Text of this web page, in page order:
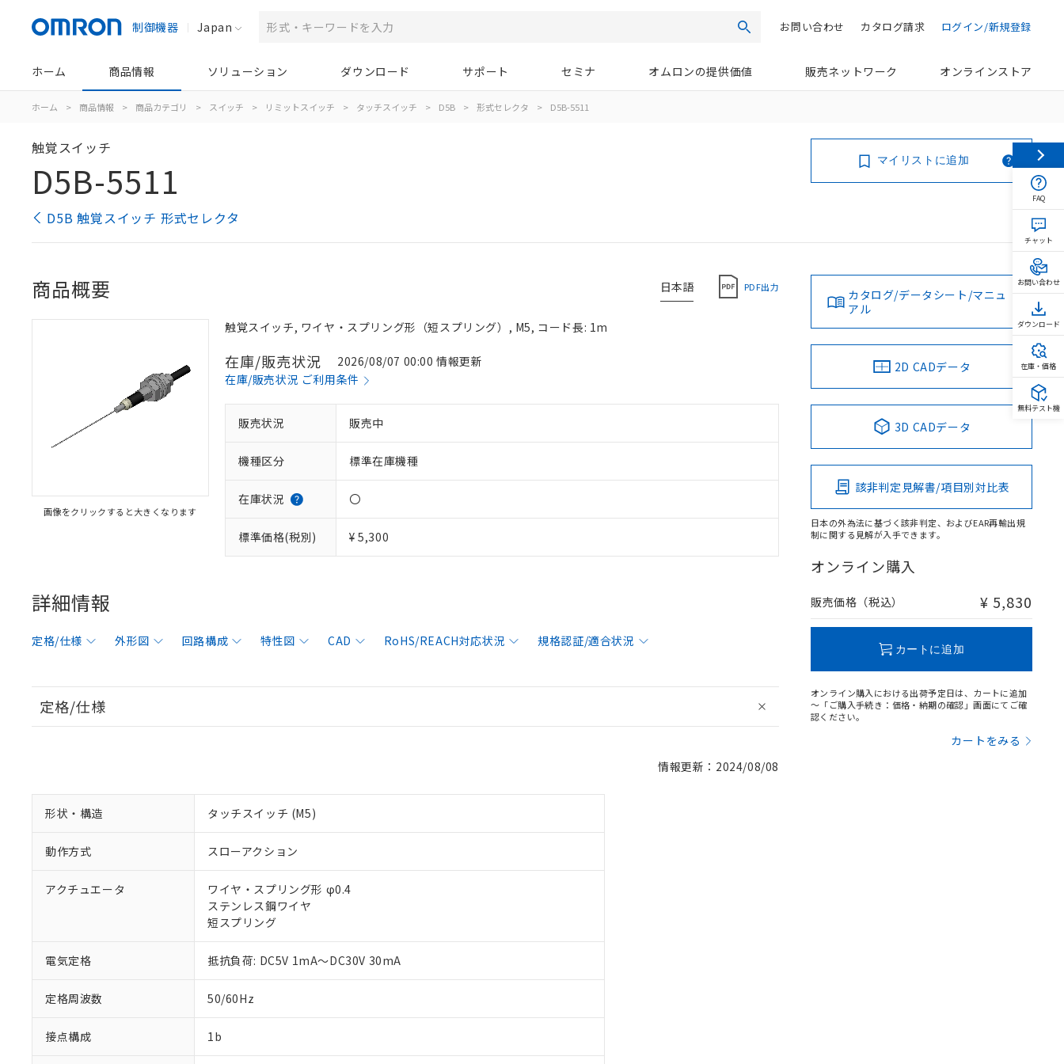
制御機器 Japan 検索 ログイン/新規登録
カタログ請求
お問い合わせ
ホーム 商品情報 ソリューション ダウンロード サポート セミナ オムロンの提供価値 販売ネットワーク オンラインストア
ホーム > 商品情報 > 商品カテゴリ > スイッチ > リミットスイッチ > タッチスイッチ > D5B > 形式セレクタ > D5B-5511
触覚スイッチ
D5B-5511
D5B 触覚スイッチ 形式セレクタ
マイリストに追加
日本語 PDF出力
商品概要
画像をクリックすると大きくなります
触覚スイッチ, ワイヤ・スプリング形（短スプリング）, M5, コード長: 1m
在庫/販売状況
2026/08/07 00:00 情報更新
在庫/販売状況 ご利用条件
販売状況 販売中
機種区分 標準在庫機種
在庫状況 〇
標準価格(税別) ¥ 5,300
詳細情報
定格/仕様 外形図 回路構成 特性図 CAD RoHS/REACH対応状況 規格認証/適合状況
定格/仕様
情報更新：2024/08/08
形状・構造 タッチスイッチ (M5)
動作方式 スローアクション
アクチュエータ
ワイヤ・スプリング形 φ0.4
ステンレス鋼ワイヤ
短スプリング
電気定格 抵抗負荷: DC5V 1mA～DC30V 30mA
定格周波数 50/60Hz
接点構成 1b
カタログ/データシート/マニュ
アル
2D CADデータ
3D CADデータ
該非判定見解書/項目別対比表
日本の外為法に基づく該非判定、およびEAR再輸出規
制に関する見解が入手できます。
オンライン購入
販売価格（税込） ¥ 5,830
カートに追加
オンライン購入における出荷予定日は、カートに追加
～「ご購入手続き：価格・納期の確認」画面にてご確
認ください。
カートをみる
FAQ
チャット
お問い合わせ
ダウンロード
在庫・価格
無料テスト機